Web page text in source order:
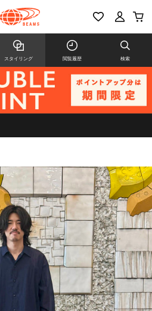
スタイリング 閲覧履歴 検索